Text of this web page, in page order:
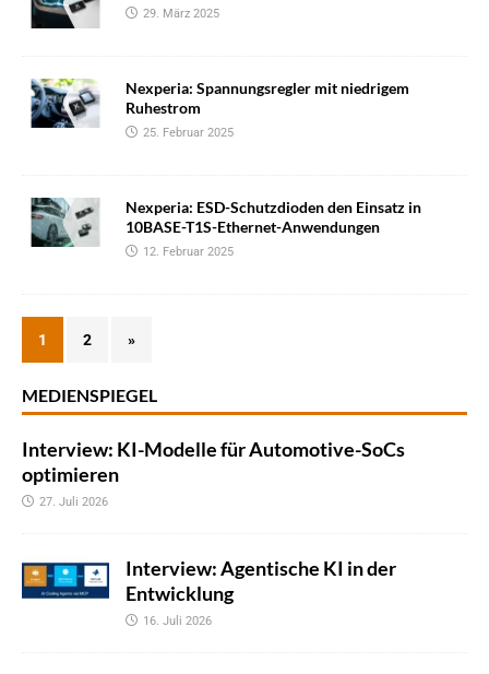
29. März 2025
Nexperia: Spannungsregler mit niedrigem
Ruhestrom
25. Februar 2025
Nexperia: ESD-Schutzdioden den Einsatz in
10BASE-T1S-Ethernet-Anwendungen
12. Februar 2025
1 2 »
MEDIENSPIEGEL
Interview: KI-Modelle für Automotive-SoCs
optimieren
27. Juli 2026
Interview: Agentische KI in der
Entwicklung
16. Juli 2026